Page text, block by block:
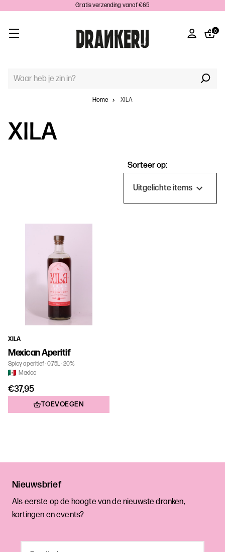
Gratis verzending vanaf €65
0
TREFWOORD
Home
XILA
XILA
Sorteer op:
XILA
Mexican Aperitif
Spicy aperitief 0,75L 20%
Mexico
€37,95
TOEVOEGEN
Nieuwsbrief
Als eerste op de hoogte van de nieuwste dranken,
kortingen en events?